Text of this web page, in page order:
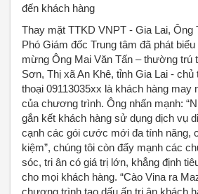
đến khách hàng
Thay mặt TTKD VNPT - Gia Lai,
Phó Giám đốc Trung tâm đã phát
mừng Ông Mai Văn Tấn – thường trú
Sơn, Thị xã An Khê, tỉnh Gia Lai - chủ
thoại 09113035xx là khách hàng may
của chương trình. Ông nhấn mạnh:
gắn kết khách hàng sử dụng dịch vụ
cạnh các gói cước mới đa tính năng,
kiệm”, chúng tôi còn đẩy mạnh các
sóc, tri ân có giá trị lớn, khẳng định
cho mọi khách hàng. “Cào Vina ra
chương trình tạo dấu ấn tri ân khách